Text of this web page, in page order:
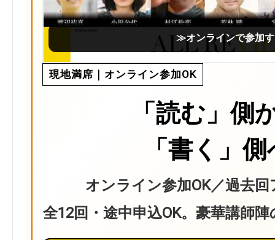
≫オンラインで参加
現地満席｜オンライン参加OK
「読む」側
「書く」
オンライン参加OK／過去
全12回・途中申込OK。豪華講師